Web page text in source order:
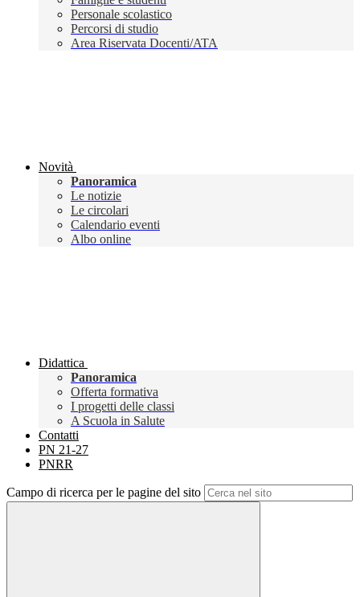
Personale scolastico
Percorsi di studio
Area Riservata Docenti/ATA
Novità
Panoramica
Le notizie
Le circolari
Calendario eventi
Albo online
Didattica
Panoramica
Offerta formativa
I progetti delle classi
A Scuola in Salute
Contatti
PN 21-27
PNRR
Campo di ricerca per le pagine del sito